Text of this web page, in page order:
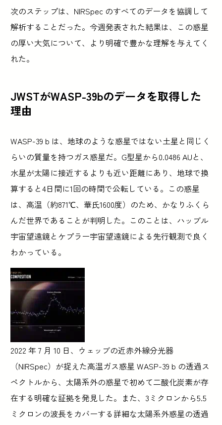
次のステップは、NIRSpec のすべてのデータを協調して
解析することだった。今週発表された結果は、この惑星
の厚い大気について、より明確で豊かな理解を与えてく
れた。
JWSTがWASP-39bのデータを取得した
理由
WASP-39 b は、地球のような惑星ではない土星と同じく
らいの質量を持つガス惑星だ。G型星から0.0486 AUと、
水星が太陽に接近するよりも近い距離にあり、地球で換
算すると4日間に1回の時間で公転している。この惑星
は、高温（約871℃、華氏1600度）のため、かなりふくら
んだ世界であることが判明した。このことは、ハッブル
宇宙望遠鏡とケプラー宇宙望遠鏡による先行観測で良く
わかっている。
2022 年 7 月 10 日、ウェッブの近赤外線分光器
（NIRSpec）が捉えた高温ガス惑星 WASP-39 b の透過ス
ペクトルから、太陽系外の惑星で初めて二酸化炭素が存
在する明確な証拠を発見した。また、3ミクロンから5.5
ミクロンの波長をカバーする詳細な太陽系外惑星の透過